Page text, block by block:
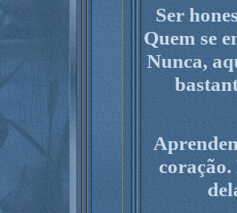
Ser
Quem se
Nunca,